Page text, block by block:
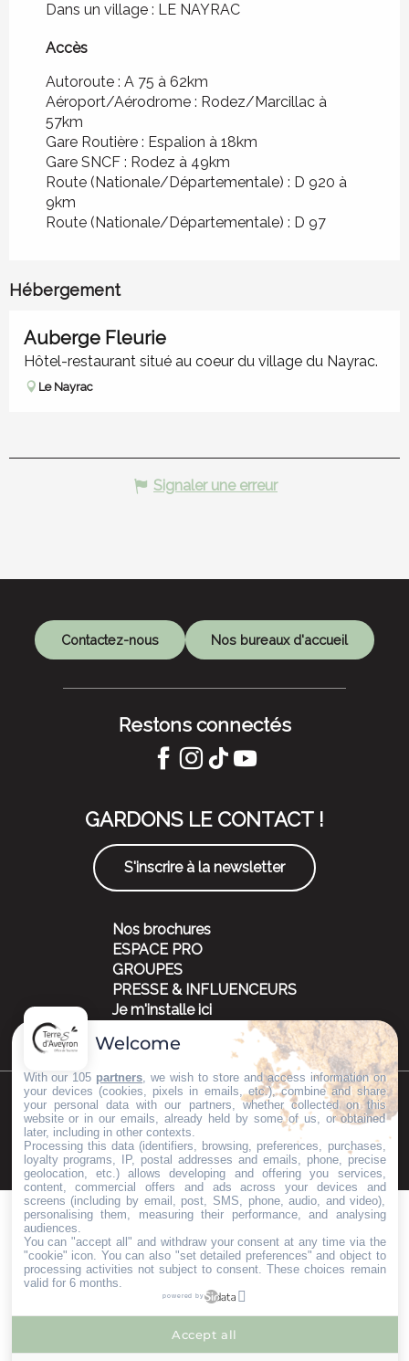
Dans un village : LE NAYRAC
Accès
Accès
Autoroute : A 75 à 62km
Aéroport/Aérodrome : Rodez/Marcillac à
57km
Gare Routière : Espalion à 18km
Gare SNCF : Rodez à 49km
Route (Nationale/Départementale) : D 920 à
9km
Route (Nationale/Départementale) : D 97
Hébergement
Auberge Fleurie
Hôtel-restaurant situé au coeur du village du Nayrac.
Le Nayrac
Signaler une erreur
Contactez-nous Nos bureaux d'accueil
Restons connectés
GARDONS LE CONTACT !
S'inscrire à la newsletter
Nos brochures
ESPACE PRO
GROUPES
PRESSE & INFLUENCEURS
Je m'installe ici
©Copyright 2023 Mentions légalesPartenaires
Welcome
With our 105 partners , we wish to store and access information on
your devices (cookies, pixels in emails, etc.), combine and share
your personal data with our partners, whether collected on this
website or in our emails, already held by some of us, or obtained
later, including in other contexts.
Processing this data (identifiers, browsing, preferences, purchases,
loyalty programs, IP, postal addresses and emails, phone, precise
geolocation, etc.) allows developing and offering you services,
content, commercial offers and ads across your devices and
screens (including by email, post, SMS, phone, audio, and video),
personalising them, measuring their performance, and analysing
audiences.
You can "accept all" and withdraw your consent at any time via the
"cookie" icon . You can also "set detailed preferences" and object to
processing activities not subject to consent. These choices remain
valid for 6 months.
powered by
Accept all